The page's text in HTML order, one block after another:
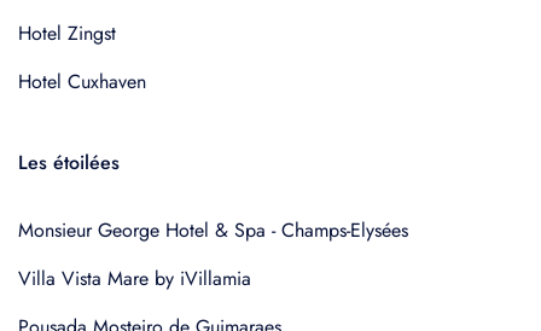
Hotel Zingst
Hotel Cuxhaven
Les étoilées
Monsieur George Hotel & Spa - Champs-Elysées
Villa Vista Mare by iVillamia